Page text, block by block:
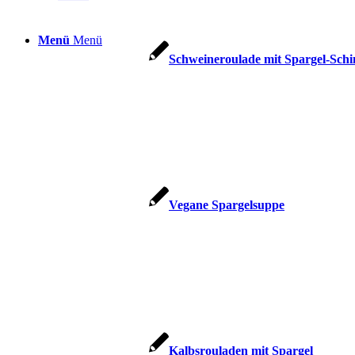
Menü Menü
Schweineroulade mit Spargel-
Vegane Spargelsuppe
Kalbsrouladen mit Spargel